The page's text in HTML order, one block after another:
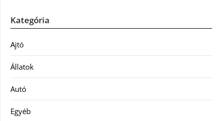
Kategória
Ajtó
Állatok
Autó
Egyéb